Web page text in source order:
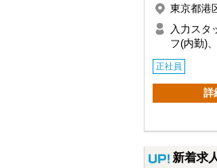
＜まずはカ
・事前に気
・仕事内
・納得後に
・入社時期
・半年～1
東京都港
入力スタ
フ(内勤)
正社員
詳
新着求